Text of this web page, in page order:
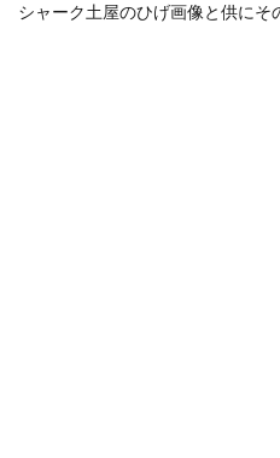
シャーク土屋のひげ画像と供にそ